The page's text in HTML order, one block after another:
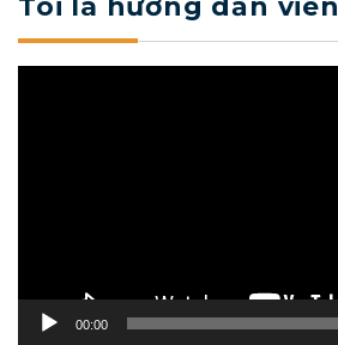
Tôi là hướng dẫn viên
00:00